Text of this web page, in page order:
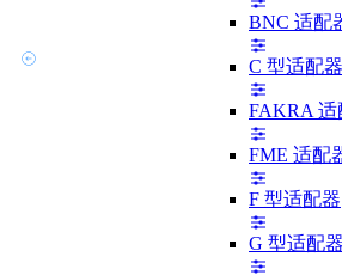
BNC 适配
C 型适配器
FAKRA 适
FME 适配
F 型适配器
G 型适配器